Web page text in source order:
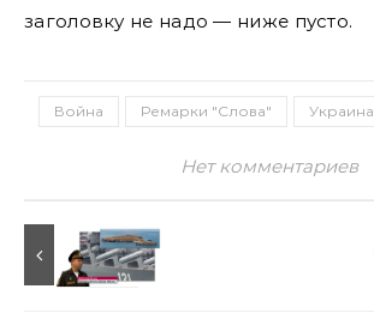
заголовку не надо — ниже пусто.
Война Ремарки "Слова" Украина
Нет комментариев